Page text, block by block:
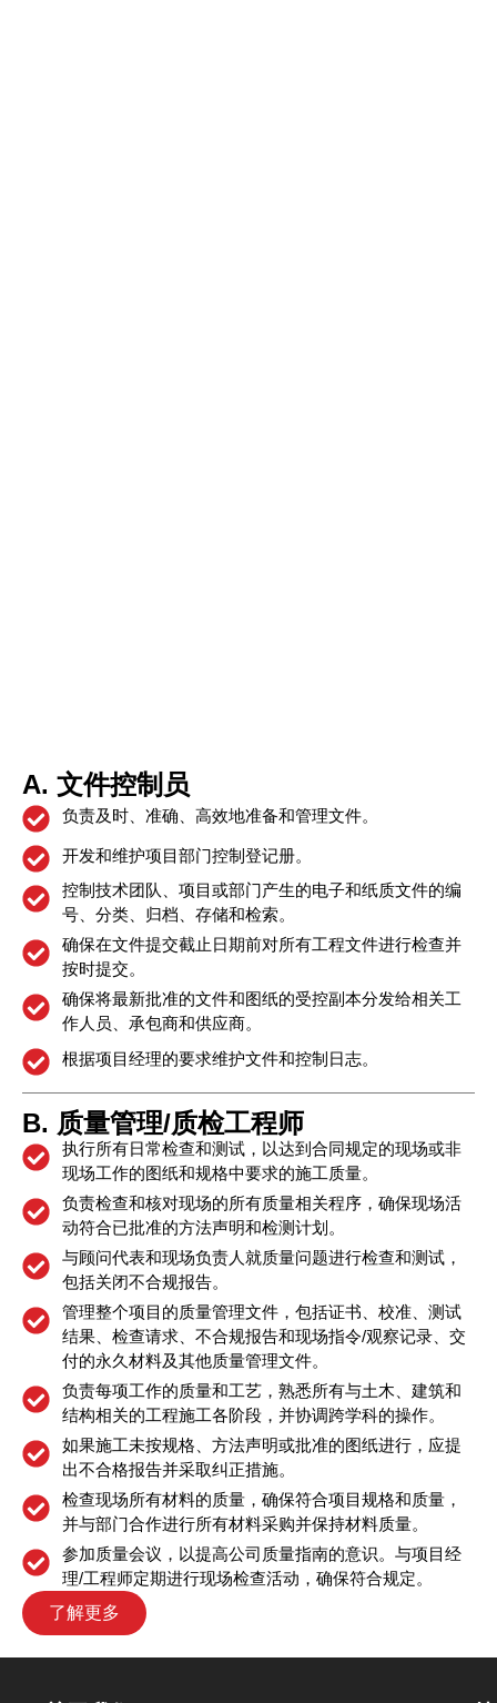
A. 文件控制员
负责及时、准确、高效地准备和管理文件。
开发和维护项目部门控制登记册。
控制技术团队、项目或部门产生的电子和纸质文件的编
号、分类、归档、存储和检索。
确保在文件提交截止日期前对所有工程文件进行检查并
按时提交。
确保将最新批准的文件和图纸的受控副本分发给相关工
作人员、承包商和供应商。
根据项目经理的要求维护文件和控制日志。
B. 质量管理/质检工程师
执行所有日常检查和测试，以达到合同规定的现场或非
现场工作的图纸和规格中要求的施工质量。
负责检查和核对现场的所有质量相关程序，确保现场活
动符合已批准的方法声明和检测计划。
与顾问代表和现场负责人就质量问题进行检查和测试，
包括关闭不合规报告。
管理整个项目的质量管理文件，包括证书、校准、测试
结果、检查请求、不合规报告和现场指令/观察记录、交
付的永久材料及其他质量管理文件。
负责每项工作的质量和工艺，熟悉所有与土木、建筑和
结构相关的工程施工各阶段，并协调跨学科的操作。
如果施工未按规格、方法声明或批准的图纸进行，应提
出不合格报告并采取纠正措施。
检查现场所有材料的质量，确保符合项目规格和质量，
并与部门合作进行所有材料采购并保持材料质量。
参加质量会议，以提高公司质量指南的意识。与项目经
理/工程师定期进行现场检查活动，确保符合规定。
了解更多